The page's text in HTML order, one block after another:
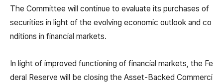
The Committee will continue to evaluate its purchases of
securities in light of the evolving economic outlook and co
nditions in financial markets.
In light of improved functioning of financial markets, the Fe
deral Reserve will be closing the Asset-Backed Commerci